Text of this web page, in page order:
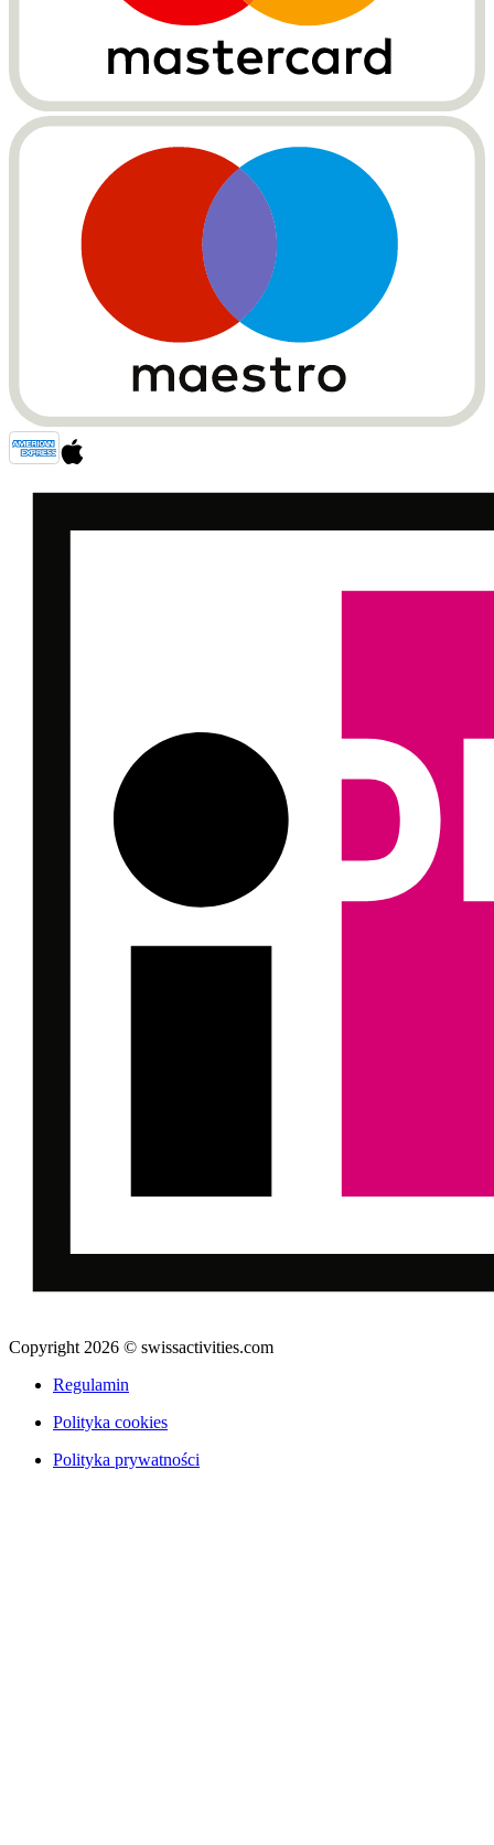
Copyright 2026 © swissactivities.com
Regulamin
Polityka cookies
Polityka prywatności